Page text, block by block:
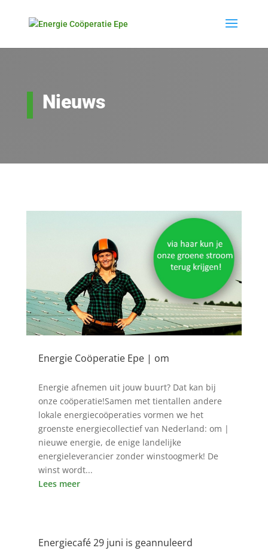
Nieuws
Energie Coöperatie Epe | om
Energie afnemen uit jouw buurt? Dat kan bij
onze coöperatie!Samen met tientallen andere
lokale energiecoöperaties vormen we het
groenste energiecollectief van Nederland: om |
nieuwe energie, de enige landelijke
energieleverancier zonder winstoogmerk! De
winst wordt...
Lees meer
Energiecafé 29 juni is geannuleerd